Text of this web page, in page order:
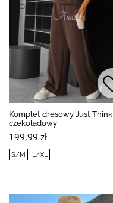
Komplet dresowy Just Think
czekoladowy
199,99 zł
S/M L/XL